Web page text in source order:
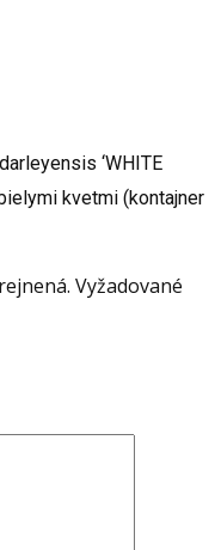
‘WHITE
kvetmi (kontajner
Vyžadované